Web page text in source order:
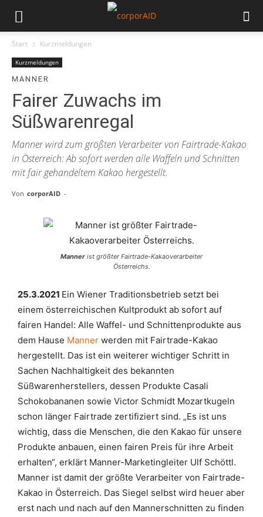
Start Kurzmeldungen
Kurzmeldungen
MANNER
Fairer Zuwachs im
Süßwarenregal
Manner wird zum größten Verarbeiter von Fairtrade-Kakao
in Österreich: Ab sofort werden alle Waffeln und Schnitten
mit fair gehandeltem Kakao hergestellt.
Von corporAID -
Manner ist größter Fairtrade-Kakaoverarbeiter
Österreichs.
25.3.2021 Ein Wiener Traditionsbetrieb setzt bei
einem österreichischen Kultprodukt ab sofort auf
fairen Handel: Alle Waffel- und Schnittenprodukte aus
dem Hause Manner werden mit Fairtrade-Kakao
hergestellt. Das ist ein weiterer wichtiger Schritt in
Sachen Nachhaltigkeit des bekannten
Süßwarenherstellers, dessen Produkte Casali
Schokobananen sowie Victor Schmidt Mozartkugeln
schon länger Fairtrade zertifiziert sind. „Es ist uns
wichtig, dass die Menschen, die den Kakao für unsere
Produkte anbauen, einen fairen Preis für ihre Arbeit
erhalten“, erklärt Manner-Marketingleiter Ulf Schöttl.
Manner ist damit der größte Verarbeiter von Fairtrade-
Kakao in Österreich. Das Siegel selbst wird heuer aber
erst nach und nach auf den Mannerschnitten zu finden